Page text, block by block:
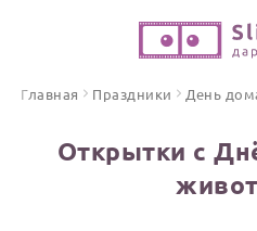
ИНСТРУМЕНТЫ
Главная Праздники День
Открытки с